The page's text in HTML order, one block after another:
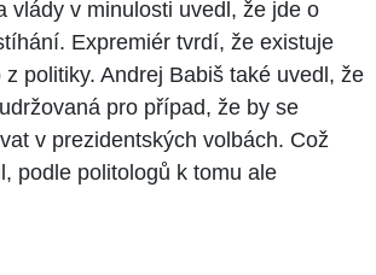
vlády v minulosti uvedl, že jde o
Expremiér tvrdí, že existuje
politiky. Andrej Babiš také uvedl, že
pro případ, že by se
v prezidentských volbách. Což
podle politologů k tomu ale